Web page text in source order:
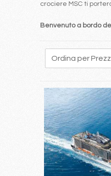
crociere MSC ti
Benvenuto a bordo
193 194